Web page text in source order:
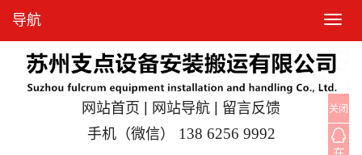
T
o
g
l
e
n
导航
网站首页 | 网站导航 | 留言反馈
手机（微信）
138 6256 9992
关闭